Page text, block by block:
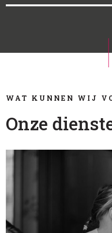
WAT KUNNEN WIJ
Onze